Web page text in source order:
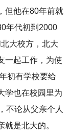
但他在80年前就
年代初到2000
大校方，北大
一起工作，为使
初有学校要给
学也在校园里为
不论从父亲个人
是北大的。